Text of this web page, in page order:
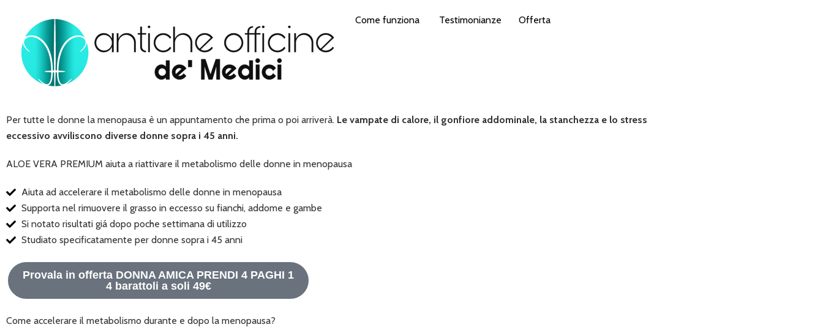
Come funziona Testimonianze Offerta
Per tutte le donne la menopausa è un appuntamento che prima o poi arriverà. Le vampate di calore, il gonfiore addominale, la stanchezza e lo stress
eccessivo avviliscono diverse donne sopra i 45 anni.
ALOE VERA PREMIUM aiuta a riattivare il metabolismo delle donne in menopausa
Aiuta ad accelerare il metabolismo delle donne in menopausa
Supporta nel rimuovere il grasso in eccesso su fianchi, addome e gambe
Si notato risultati giá dopo poche settimana di utilizzo
Studiato specificatamente per donne sopra i 45 anni
Provala in offerta DONNA AMICA PRENDI 4 PAGHI 1
4 barattoli a soli 49€
Come accelerare il metabolismo durante e dopo la menopausa?